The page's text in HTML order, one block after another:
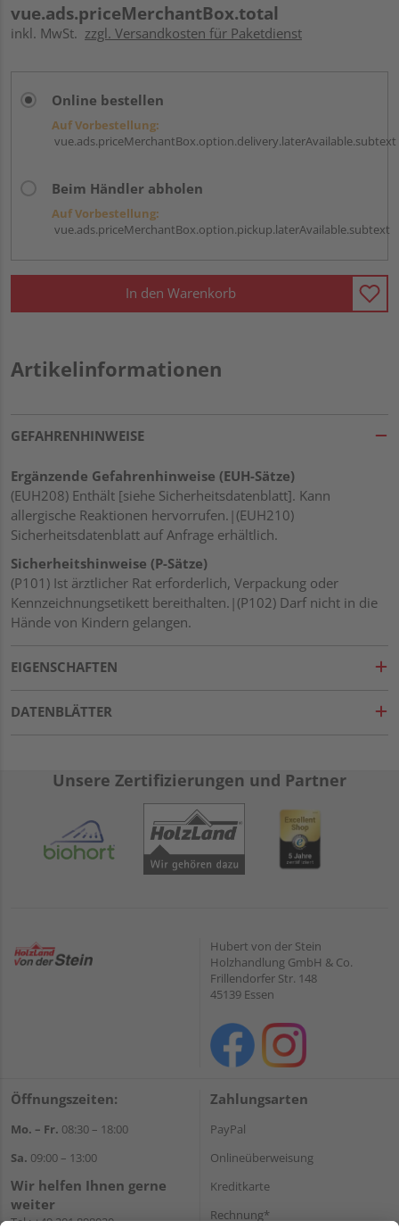
vue.ads.priceMerchantBox.total
inkl. MwSt. zzgl. Versandkosten für Paketdienst
Online bestellen
Auf Vorbestellung:
vue.ads.priceMerchantBox.option.delivery.laterAvailable.subtext
Beim Händler abholen
Auf Vorbestellung:
vue.ads.priceMerchantBox.option.pickup.laterAvailable.subtext
In den Warenkorb
Artikelinformationen
GEFAHRENHINWEISE
Ergänzende Gefahrenhinweise (EUH-Sätze)
(EUH208) Enthält [siehe Sicherheitsdatenblatt]. Kann
allergische Reaktionen hervorrufen.|(EUH210)
Sicherheitsdatenblatt auf Anfrage erhältlich.
Sicherheitshinweise (P-Sätze)
(P101) Ist ärztlicher Rat erforderlich, Verpackung oder
Kennzeichnungsetikett bereithalten.|(P102) Darf nicht in die
Hände von Kindern gelangen.
EIGENSCHAFTEN
DATENBLÄTTER
Unsere Zertifizierungen und Partner
Hubert von der Stein
Holzhandlung GmbH & Co.
Frillendorfer Str. 148
45139 Essen
Öffnungszeiten:
Mo. – Fr. 08:30 – 18:00
Sa. 09:00 – 13:00
Wir helfen Ihnen gerne
weiter
Tel.:+49 201 898020
Zahlungsarten
PayPal
Onlineüberweisung
Kreditkarte
Rechnung*